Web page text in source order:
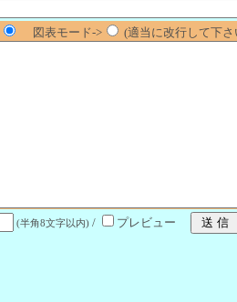
図表モード-> (適当に改行して下
(半角8文字以内) / プレビュー